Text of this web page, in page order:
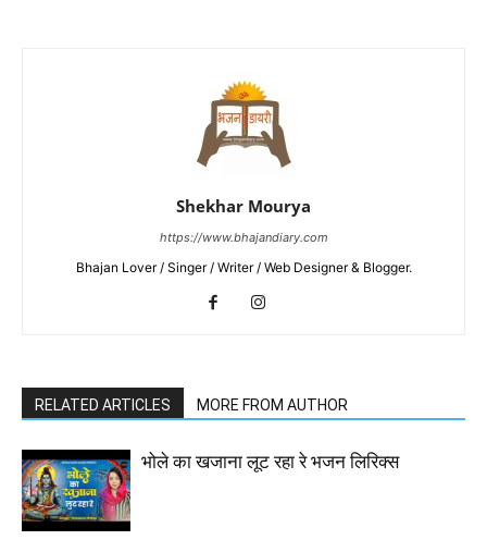
Shekhar Mourya
https://www.bhajandiary.com
Bhajan Lover / Singer / Writer / Web Designer & Blogger.
RELATED ARTICLES MORE FROM AUTHOR
भोले का खजाना लूट रहा रे भजन लिरिक्स